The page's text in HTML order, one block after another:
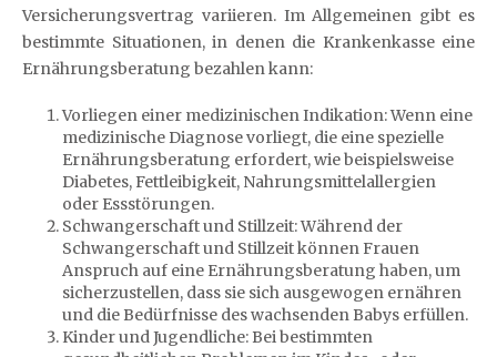
Versicherungsvertrag variieren. Im Allgemeinen gibt es
bestimmte Situationen, in denen die Krankenkasse eine
Ernährungsberatung bezahlen kann:
Vorliegen einer medizinischen Indikation: Wenn eine
medizinische Diagnose vorliegt, die eine spezielle
Ernährungsberatung erfordert, wie beispielsweise
Diabetes, Fettleibigkeit, Nahrungsmittelallergien
oder Essstörungen.
Schwangerschaft und Stillzeit: Während der
Schwangerschaft und Stillzeit können Frauen
Anspruch auf eine Ernährungsberatung haben, um
sicherzustellen, dass sie sich ausgewogen ernähren
und die Bedürfnisse des wachsenden Babys erfüllen.
Kinder und Jugendliche: Bei bestimmten